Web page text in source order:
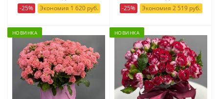
-25%
Экономия 1 620 руб.
-25%
Экономия 2 519 руб.
НОВИНКА НОВИНКА